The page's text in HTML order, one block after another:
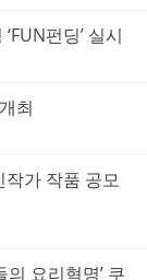
펀딩’ 실시
최
작가 작품 공모
요리혁명’ 쿠